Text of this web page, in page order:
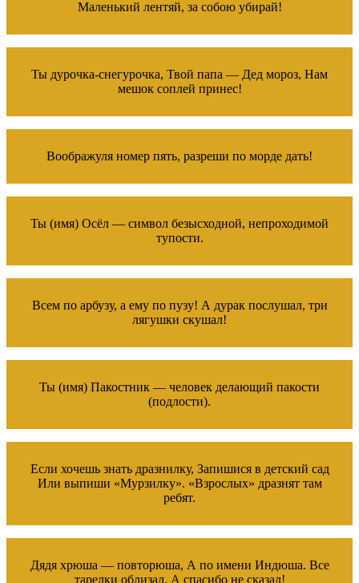
Маленький лентяй, за собою убирай!
Ты дурочка-снегурочка, Твой папа — Дед мороз, Нам
мешок соплей принес!
Воображуля номер пять, разреши по морде дать!
Ты (имя) Осёл — символ безысходной, непроходимой
тупости.
Всем по арбузу, а ему по пузу! А дурак послушал, три
лягушки скушал!
Ты (имя) Пакостник — человек делающий пакости
(подлости).
Если хочешь знать дразнилку, Запишися в детский сад
Или выпиши «Мурзилку». «Взрослых» дразнят там
ребят.
Дядя хрюша — повторюша, А по имени Индюша. Все
тарелки облизал, А спасибо не сказал!